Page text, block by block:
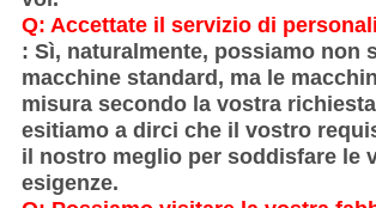
Q: Accettate il servizio di
: Sì, naturalmente, possiamo non
macchine standard, ma le
misura secondo la vostra
esitiamo a dirci che il vostro
il nostro meglio per soddisfare le
esigenze.